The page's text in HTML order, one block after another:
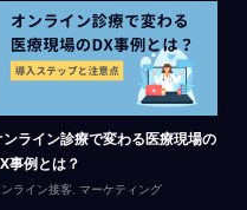
ンライン診療で変わる医療現場の
事例とは？
ンライン接客 マーケティング